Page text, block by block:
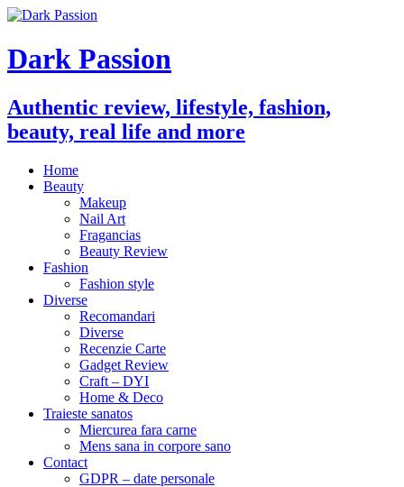
Dark Passion
Authentic review, lifestyle, fashion,
beauty, real life and more
Home
Beauty
Makeup
Nail Art
Fragancias
Beauty Review
Fashion
Fashion style
Diverse
Recomandari
Diverse
Recenzie Carte
Gadget Review
Craft – DYI
Home & Deco
Traieste sanatos
Miercurea fara carne
Mens sana in corpore sano
Contact
GDPR – date personale